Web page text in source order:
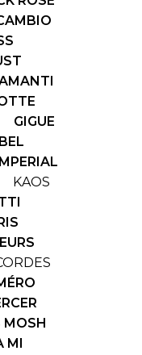
GIGUE
IMPERIAL
KAOS
MOSH
MI